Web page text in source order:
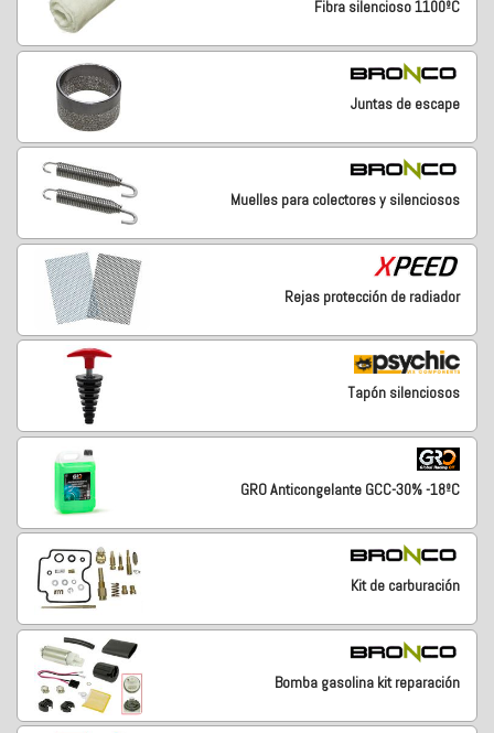
Fibra silencioso 1100ºC
Juntas de escape
Muelles para colectores y silenciosos
Rejas protección de radiador
Tapón silenciosos
GRO Anticongelante GCC-30% -18ºC
Kit de carburación
Bomba gasolina kit reparación